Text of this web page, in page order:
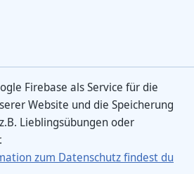
Firebase als Service für die
Website und die Speicherung
Lieblingsübungen oder
zum Datenschutz findest du